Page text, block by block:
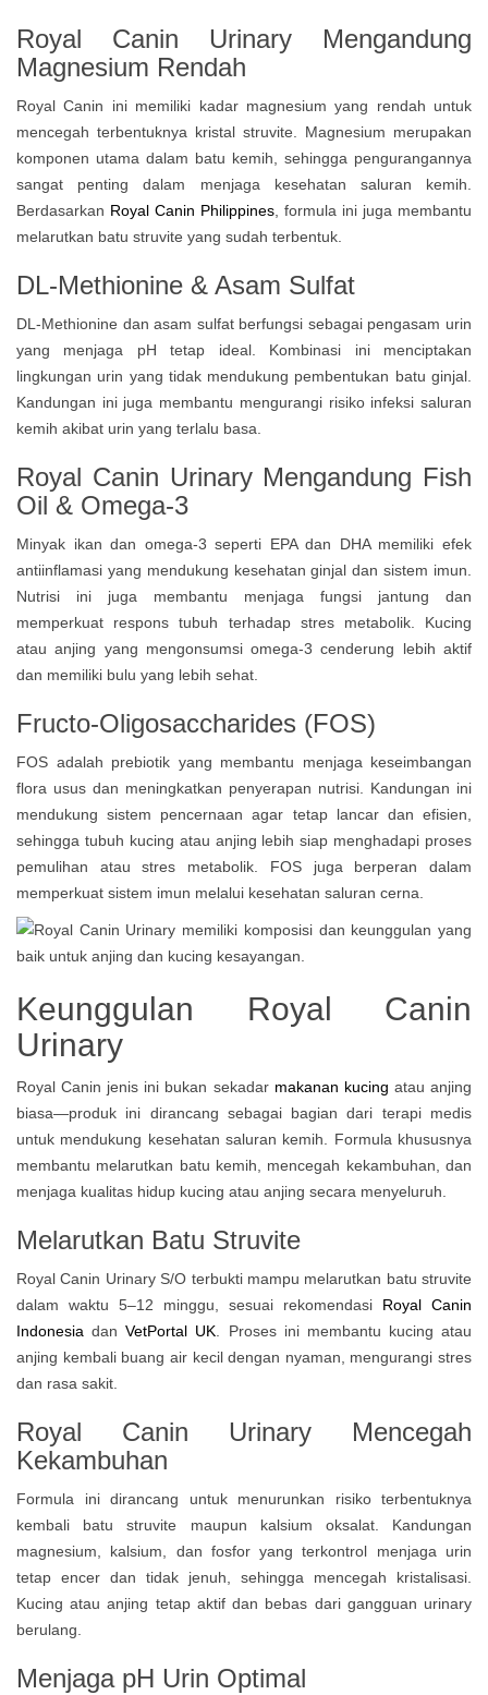
Royal Canin Urinary Mengandung
Magnesium Rendah
Royal Canin ini memiliki kadar magnesium yang rendah untuk
mencegah terbentuknya kristal struvite. Magnesium merupakan
komponen utama dalam batu kemih, sehingga pengurangannya
sangat penting dalam menjaga kesehatan saluran kemih.
Berdasarkan Royal Canin Philippines , formula ini juga membantu
melarutkan batu struvite yang sudah terbentuk.
DL-Methionine & Asam Sulfat
DL-Methionine dan asam sulfat berfungsi sebagai pengasam urin
yang menjaga pH tetap ideal. Kombinasi ini menciptakan
lingkungan urin yang tidak mendukung pembentukan batu ginjal.
Kandungan ini juga membantu mengurangi risiko infeksi saluran
kemih akibat urin yang terlalu basa.
Royal Canin Urinary Mengandung Fish
Oil & Omega-3
Minyak ikan dan omega-3 seperti EPA dan DHA memiliki efek
antiinflamasi yang mendukung kesehatan ginjal dan sistem imun.
Nutrisi ini juga membantu menjaga fungsi jantung dan
memperkuat respons tubuh terhadap stres metabolik. Kucing
atau anjing yang mengonsumsi omega-3 cenderung lebih aktif
dan memiliki bulu yang lebih sehat.
Fructo-Oligosaccharides (FOS)
FOS adalah prebiotik yang membantu menjaga keseimbangan
flora usus dan meningkatkan penyerapan nutrisi. Kandungan ini
mendukung sistem pencernaan agar tetap lancar dan efisien,
sehingga tubuh kucing atau anjing lebih siap menghadapi proses
pemulihan atau stres metabolik. FOS juga berperan dalam
memperkuat sistem imun melalui kesehatan saluran cerna.
Keunggulan Royal Canin
Urinary
Royal Canin jenis ini bukan sekadar makanan kucing atau anjing
biasa—produk ini dirancang sebagai bagian dari terapi medis
untuk mendukung kesehatan saluran kemih. Formula khususnya
membantu melarutkan batu kemih, mencegah kekambuhan, dan
menjaga kualitas hidup kucing atau anjing secara menyeluruh.
Melarutkan Batu Struvite
Royal Canin Urinary S/O terbukti mampu melarutkan batu struvite
dalam waktu 5–12 minggu, sesuai rekomendasi
Royal Canin
Indonesia dan VetPortal UK . Proses ini membantu kucing atau
anjing kembali buang air kecil dengan nyaman, mengurangi stres
dan rasa sakit.
Royal Canin Urinary Mencegah
Kekambuhan
Formula ini dirancang untuk menurunkan risiko terbentuknya
kembali batu struvite maupun kalsium oksalat. Kandungan
magnesium, kalsium, dan fosfor yang terkontrol menjaga urin
tetap encer dan tidak jenuh, sehingga mencegah kristalisasi.
Kucing atau anjing tetap aktif dan bebas dari gangguan urinary
berulang.
Menjaga pH Urin Optimal